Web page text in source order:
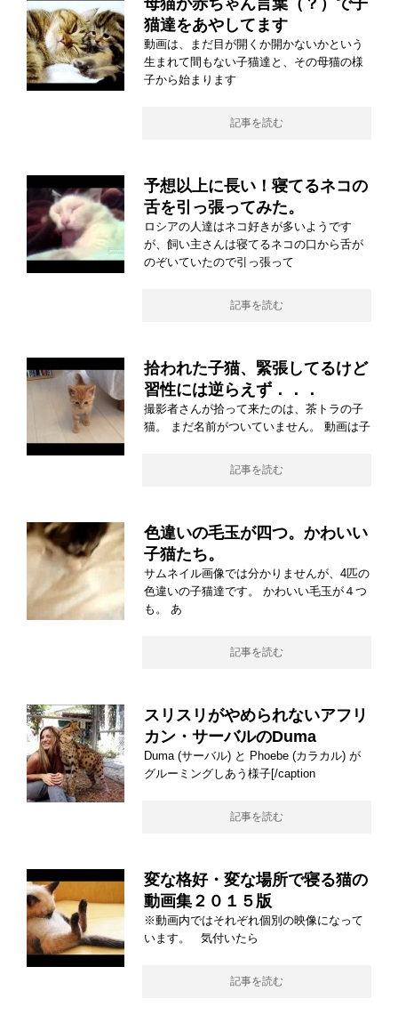
母猫が赤ちゃん言葉（？）で子
猫達をあやしてます
動画は、まだ目が開くか開かないかという
生まれて間もない子猫達と、その母猫の様
子から始まります
記事を読む
予想以上に長い！寝てるネコの
舌を引っ張ってみた。
ロシアの人達はネコ好きが多いようです
が、飼い主さんは寝てるネコの口から舌が
のぞいていたので引っ張って
記事を読む
拾われた子猫、緊張してるけど
習性には逆らえず．．．
撮影者さんが拾って来たのは、茶トラの子
猫。 まだ名前がついていません。 動画は子
記事を読む
色違いの毛玉が四つ。かわいい
子猫たち。
サムネイル画像では分かりませんが、4匹の
色違いの子猫達です。 かわいい毛玉が４つ
も。 あ
記事を読む
スリスリがやめられないアフリ
カン・サーバルのDuma
Duma (サーバル) と Phoebe (カラカル) が
グルーミングしあう様子[/caption
記事を読む
変な格好・変な場所で寝る猫の
動画集２０１５版
※動画内ではそれぞれ個別の映像になって
います。 気付いたら
記事を読む